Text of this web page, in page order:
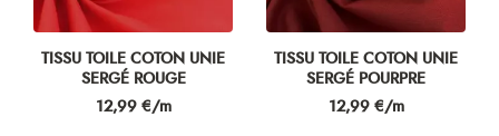
TISSU TOILE COTON UNIE
SERGÉ ROUGE
Prix
12,99 €/m
TISSU TOILE COTON UNIE
SERGÉ POURPRE
Prix
12,99 €/m